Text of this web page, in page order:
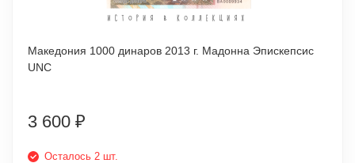
Македония 1000 динаров 2013 г. Мадонна Эпискепсис
UNC
3 600 ₽
Осталось 2 шт.